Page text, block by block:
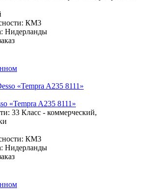
КМ3
Нидерланды
«Tempra A235 8111»
33 Класс - коммерческий,
КМ3
Нидерланды